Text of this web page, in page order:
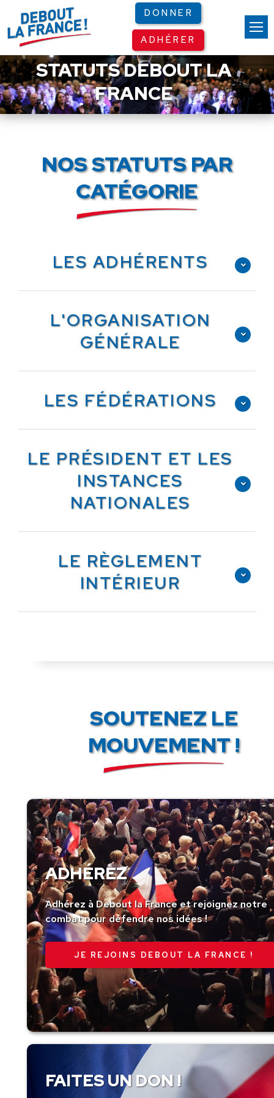
DONNER
ADHÉRER
STATUTS DEBOUT LA
FRANCE
NOS STATUTS PAR
CATÉGORIE
LES ADHÉRENTS
L'ORGANISATION
GÉNÉRALE
LES FÉDÉRATIONS
LE PRÉSIDENT ET LES
INSTANCES
NATIONALES
LE RÈGLEMENT
INTÉRIEUR
SOUTENEZ LE
MOUVEMENT !
ADHÉREZ
Adhérez à Debout la France et rejoignez notre
combat pour défendre nos idées !
JE REJOINS DEBOUT LA FRANCE !
FAITES UN DON !
Panneau de gestion des cookies